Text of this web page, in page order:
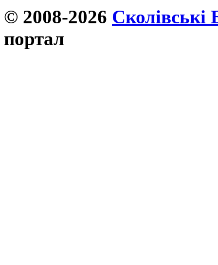
© 2008-2026 Сколівські
портал